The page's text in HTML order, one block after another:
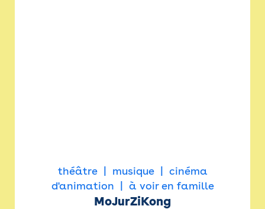
théâtre musique
cinéma
d'animation
à voir en famille
MoJurZiKong